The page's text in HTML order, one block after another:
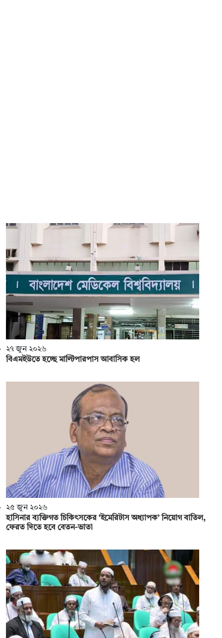
২৭ জুন ২০২৬
বিএম‌ইউতে হচ্ছে মাল্টিপারপাস আবাসিক হল
২৫ জুন ২০২৬
হাসিনার ব্যক্তিগত চিকিৎসকের ‘ইমেরিটাস অধ্যাপক’ নিয়োগ বাতিল,
ফেরত দিতে হবে বেতন-ভাতা